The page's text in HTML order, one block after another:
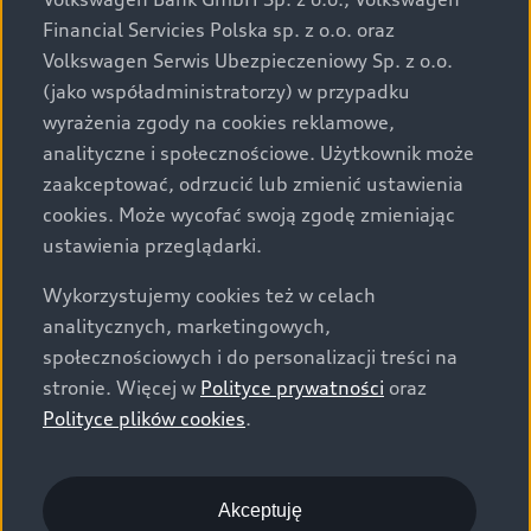
za dopłatą. Wiążące ustalenie ceny, wyposażenia i
specyfikacji pojazdu następują w umowie sprzedaży, a
określenie parametrów technicznych zawiera
świadectwo homologacji typu pojazdu. Zastrzegamy
sobie prawo do zmian i pomyłek. Wszelkie informacje
prezentowane na stronie są aktualne na dzień ich
zamieszczania. W celu uzyskania najnowszych
informacji prosimy kontaktować się z Partnerem Marki
Audi.
Wszystkie produkowane obecnie samochody marki Audi
są wykonywane z materiałów spełniających pod
względem możliwości odzysku i recyklingu wymagania
określone w normie ISO 22628 i są zgodne z
europejskimi świadectwami homologacji wydanymi wg
o.o. podlega obowiązkowi zapewnienia wszystkim
użytkownikom samochodów marki Volkswagen sieci
Financial Servicies Polska sp. z o.o. oraz
Volkswagen Serwis Ubezpieczeniowy Sp. z o.o.
(jako współadministratorzy) w przypadku
wyrażenia zgody na cookies reklamowe,
analityczne i społecznościowe. Użytkownik może
zaakceptować, odrzucić lub zmienić ustawienia
cookies. Może wycofać swoją zgodę zmieniając
ustawienia przeglądarki.
Wykorzystujemy cookies też w celach
analitycznych, marketingowych,
społecznościowych i do personalizacji treści na
stronie. Więcej w Polityce prywatności oraz
Polityce plików cookies.
Akceptuję